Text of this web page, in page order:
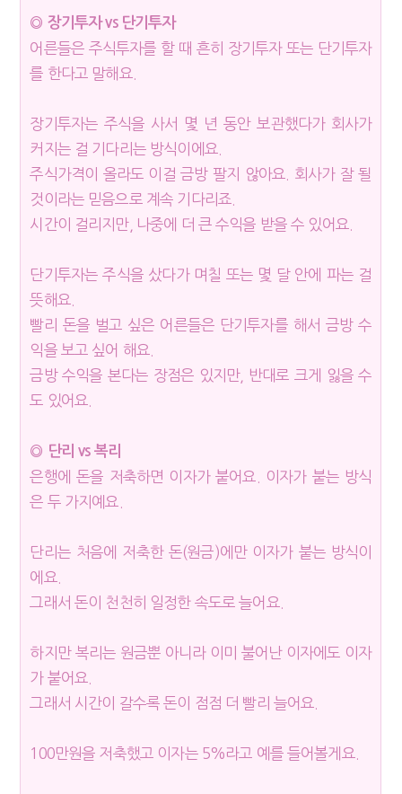
◎ 장기투자 vs 단기투자
어른들은 주식투자를 할 때 흔히 장기투자 또는 단기투자
를 한다고 말해요.
장기투자는 주식을 사서 몇 년 동안 보관했다가 회사가
커지는 걸 기다리는 방식이에요.
주식가격이 올라도 이걸 금방 팔지 않아요. 회사가 잘 될
것이라는 믿음으로 계속 기다리죠.
시간이 걸리지만, 나중에 더 큰 수익을 받을 수 있어요.
단기투자는 주식을 샀다가 며칠 또는 몇 달 안에 파는 걸
뜻해요.
빨리 돈을 벌고 싶은 어른들은 단기투자를 해서 금방 수
익을 보고 싶어 해요.
금방 수익을 본다는 장점은 있지만, 반대로 크게 잃을 수
도 있어요.
◎ 단리 vs 복리
은행에 돈을 저축하면 이자가 붙어요. 이자가 붙는 방식
은 두 가지예요.
단리는 처음에 저축한 돈(원금)에만 이자가 붙는 방식이
에요.
그래서 돈이 천천히 일정한 속도로 늘어요.
하지만 복리는 원금뿐 아니라 이미 불어난 이자에도 이자
가 붙어요.
그래서 시간이 갈수록 돈이 점점 더 빨리 늘어요.
100만원을 저축했고 이자는 5%라고 예를 들어볼게요.